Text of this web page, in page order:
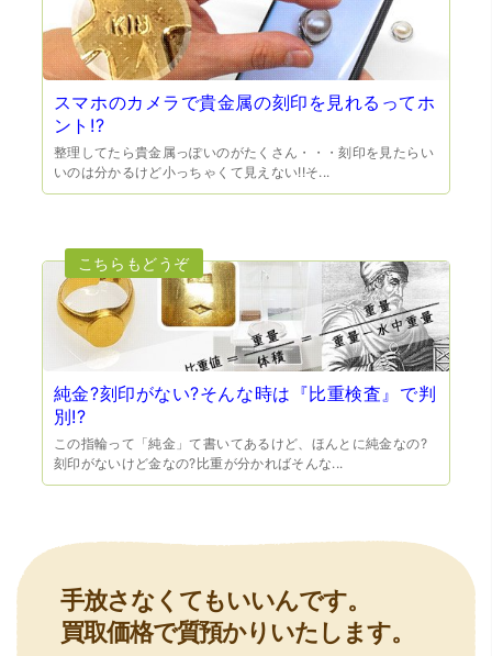
（大阪府門真市）他店ではメール見積もりの時点で数千
円〜1万程度の見積もりでしたが、こちらのメールでの見積
もりは倍以上ちがうので利用させて頂きました。 対応も丁
寧で良かったです。
（大阪市東淀川区）出来るだけ安く買取られるのかな…?と
いう不安が最初は有りましたが、面倒な営業トークも一切
なく安心して任せられました。 ありがとうございます。
も見て頂く事が出き、購入した商品の価値をいろいろ教え
てもらえた事がとてもよかったです。親切な対応で、また
スマホのカメラで貴金属の刻印を見れるってホ
ント!?
整理してたら貴金属っぽいのがたくさん・・・刻印を見たらい
いのは分かるけど小っちゃくて見えない!!そ...
純金?刻印がない?そんな時は『比重検査』で判
別!?
この指輪って「純金」て書いてあるけど、ほんとに純金なの?
刻印がないけど金なの?比重が分かればそんな...
手放さなくてもいいんです。
買取価格で質預かりいたします。